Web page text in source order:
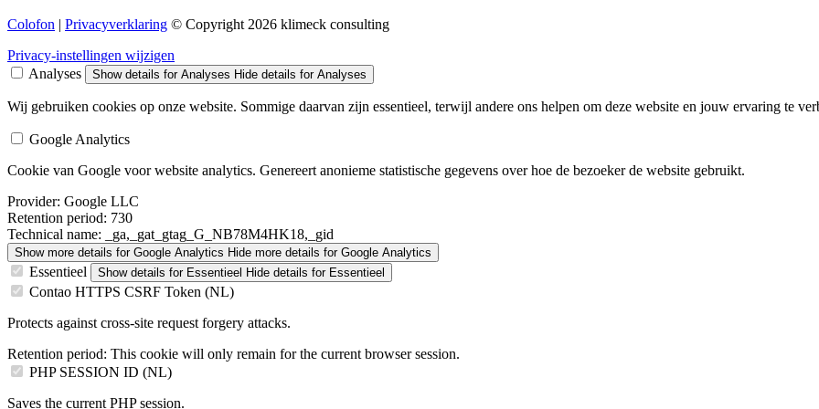
Colofon | Privacyverklaring © Copyright 2026 klimeck consulting
Privacy-instellingen wijzigen
Analyses
Show details for Analyses Hide details for Analyses
Wij gebruiken cookies op onze website. Sommige daarvan zijn essentieel, terwijl andere ons helpen om deze website en jouw ervaring te
Google Analytics
Cookie van Google voor website analytics. Genereert anonieme statistische gegevens over hoe de bezoeker de website gebruikt.
Provider: Google LLC
Retention period: 730
Technical name: _ga,_gat_gtag_G_NB78M4HK18,_gid
Show more details for Google Analytics Hide more details for Google Analytics
Essentieel Show details for Essentieel Hide details for Essentieel
Contao HTTPS CSRF Token (NL)
Protects against cross-site request forgery attacks.
Retention period: This cookie will only remain for the current browser session.
PHP SESSION ID (NL)
Saves the current PHP session.